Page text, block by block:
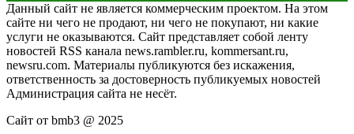
Данный сайт не является коммерческим проектом. На этом
сайте ни чего не продают, ни чего не покупают, ни какие
услуги не оказываются. Сайт представляет собой ленту
новостей RSS канала news.rambler.ru, kommersant.ru,
newsru.com. Материалы публикуются без искажения,
ответственность за достоверность публикуемых новостей
Администрация сайта не несёт.
Сайт от bmb3 @ 2025